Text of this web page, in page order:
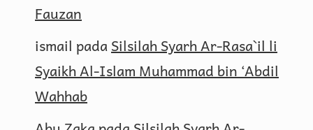
Fauzan
ismail padaSilsilah Syarh Ar-Rasa`il li
Syaikh Al-Islam Muhammad bin ‘Abdil
Wahhab